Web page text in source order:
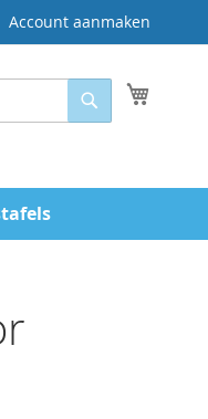
Account aanmaken
Zoeken